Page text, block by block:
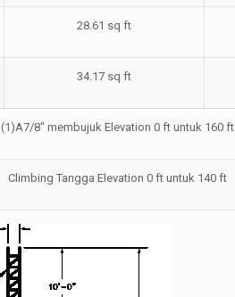
28.61 sq ft
34.17 sq ft
(1)A7/8″ membujuk Elevation 0 ft untuk 160 ft
Climbing Tangga Elevation 0 ft untuk 140 ft